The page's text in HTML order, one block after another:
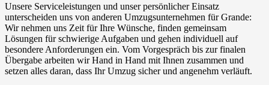
Unsere Serviceleistungen und unser persönlicher Einsatz
unterscheiden uns von anderen Umzugsunternehmen für Grande:
Wir nehmen uns Zeit für Ihre Wünsche, finden gemeinsam
Lösungen für schwierige Aufgaben und gehen individuell auf
besondere Anforderungen ein. Vom Vorgespräch bis zur finalen
Übergabe arbeiten wir Hand in Hand mit Ihnen zusammen und
setzen alles daran, dass Ihr Umzug sicher und angenehm verläuft.